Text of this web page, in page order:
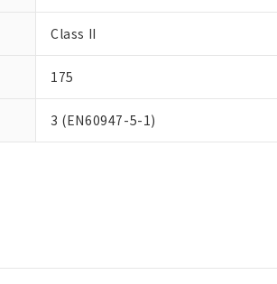
Class II
175
3 (EN60947-5-1)